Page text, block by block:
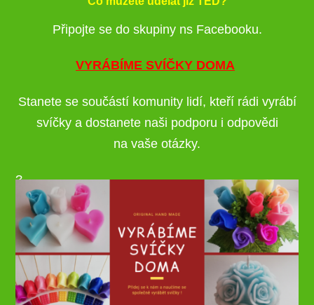
Připojte se do skupiny ns Facebooku.
VYRÁBÍME SVÍČKY DOMA
Stanete se součástí komunity lidí, kteří rádi vyrábí
svíčky a dostanete naši podporu i odpovědi
na vaše otázky.
?